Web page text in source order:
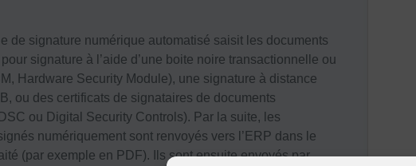
de signature numérique automatisé saisit les documents
pour signature à l’aide d’une boite noire transactionnelle ou
Hardware Security Module), une signature à distance
ou des certificats de signataires de documents
ou Digital Security Controls). Par la suite, les
numériquement sont renvoyés vers l’ERP dans le
(par exemple en PDF). Ils sont ensuite envoyés par